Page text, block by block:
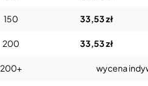
150 33,53 zł
200 33,53 zł
200+ wycena